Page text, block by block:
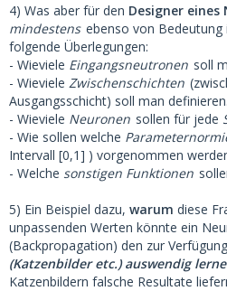
4) Was aber für den Designer
mindestens ebenso von Bedeutung
folgende Überlegungen:
- Wieviele Eingangsneutronen soll
- Wieviele Zwischenschichten
Ausgangsschicht) soll man definieren.
- Wieviele Neuronen sollen für jede
- Wie sollen welche
Intervall [0,1] ) vorgenommen
- Welche sonstigen Funktionen
5) Ein Beispiel dazu, warum diese
unpassenden Werten könnte ein
(Backpropagation) den zur
(Katzenbilder etc.) auswendig
Katzenbildern falsche Resultate